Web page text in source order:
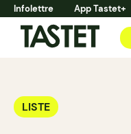
Infolettre App Tastet+
LISTE